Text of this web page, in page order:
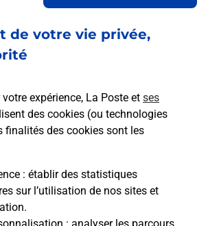
de votre vie privée,
expérience, La Poste et ses
des cookies (ou technologies
finalités des cookies sont les
: établir des statistiques
sur l’utilisation de nos sites et
ouvre vendredi à 09h00
DE LA PALANQUE
DU CRIEU
24h/24